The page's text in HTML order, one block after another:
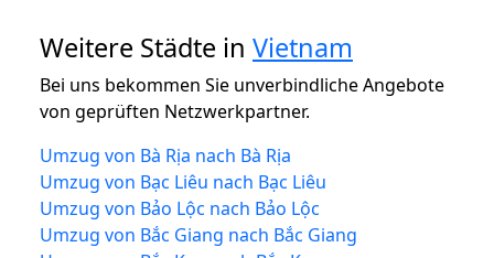
Weitere Städte in Vietnam
Bei uns bekommen Sie unverbindliche Angebote
von geprüften Netzwerkpartner.
Umzug von Bà Rịa nach Bà Rịa
Umzug von Bạc Liêu nach Bạc Liêu
Umzug von Bảo Lộc nach Bảo Lộc
Umzug von Bắc Giang nach Bắc Giang